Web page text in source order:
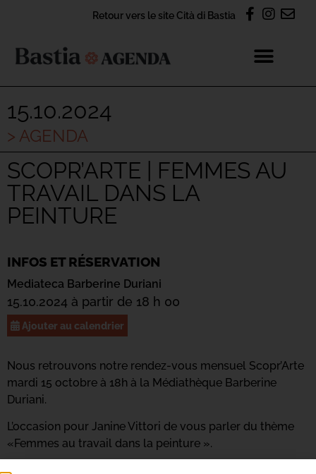
Retour vers le site Cità di Bastia
15.10.2024
> AGENDA
SCOPR’ARTE | FEMMES AU
TRAVAIL DANS LA
PEINTURE
INFOS ET RÉSERVATION
Mediateca Barberine Duriani
15.10.2024 à partir de 18 h 00
Ajouter au calendrier
Nous retrouvons notre rendez-vous mensuel Scopr’Arte
mardi 15 octobre à 18h à la Médiathèque Barberine
Duriani.
L’occasion pour Janine Vittori de vous parler du thème
«Femmes au travail dans la peinture ».